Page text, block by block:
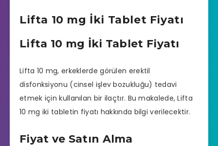
Lifta 10 mg İki Tablet Fiyatı
Lifta 10 mg İki Tablet Fiyatı
Lifta 10 mg, erkeklerde görülen erektil
disfonksiyonu (cinsel işlev bozukluğu) tedavi
etmek için kullanılan bir ilaçtır. Bu makalede,Lifta
10 mg iki tabletin fiyatı hakkında bilgi verilecektir.
Fiyat ve Satın Alma